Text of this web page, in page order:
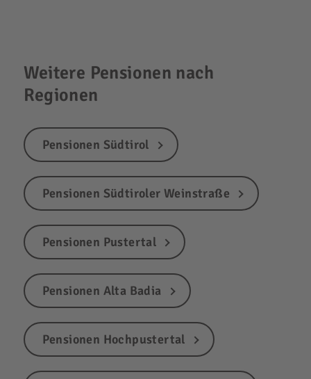
Weitere Pensionen nach
Regionen
Pensionen Südtirol
Pensionen Südtiroler Weinstraße
Pensionen Pustertal
Pensionen Alta Badia
Pensionen Hochpustertal